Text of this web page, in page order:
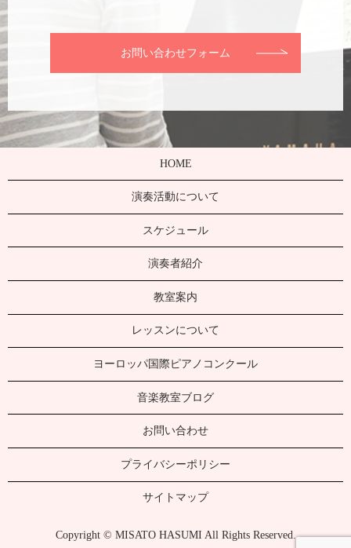
お問い合わせフォーム
HOME
演奏活動について
スケジュール
演奏者紹介
教室案内
レッスンについて
ヨーロッパ国際ピアノコンクール
音楽教室ブログ
お問い合わせ
プライバシーポリシー
サイトマップ
Copyright © MISATO HASUMI All Rights Reserved.